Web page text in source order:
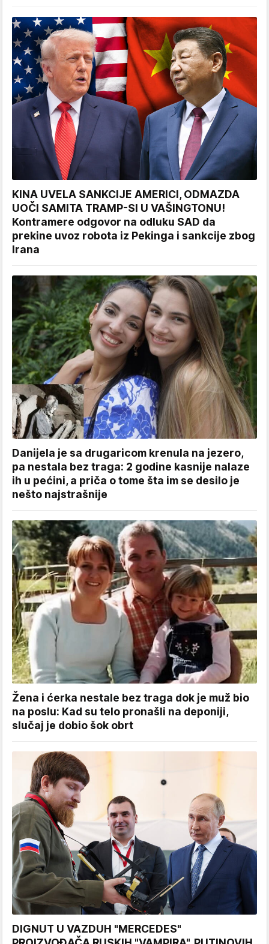
KINA UVELA SANKCIJE AMERICI, ODMAZDA
UOČI SAMITA TRAMP-SI U VAŠINGTONU!
Kontramere odgovor na odluku SAD da
prekine uvoz robota iz Pekinga i sankcije zbog
Irana
Danijela je sa drugaricom krenula na jezero,
pa nestala bez traga: 2 godine kasnije nalaze
ih u pećini, a priča o tome šta im se desilo je
nešto najstrašnije
Žena i ćerka nestale bez traga dok je muž bio
na poslu: Kad su telo pronašli na deponiji,
slučaj je dobio šok obrt
DIGNUT U VAZDUH "MERCEDES"